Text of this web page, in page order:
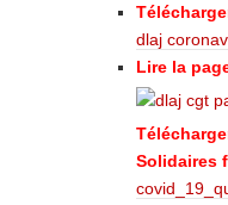
dlaj
Lire la
Solidaires